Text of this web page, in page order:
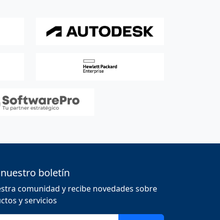
boletín
comunidad y recibe novedades sobre
y servicios